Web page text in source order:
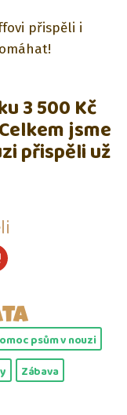
přispěli i
3 500 Kč
jsme
přispěli už
psům v nouzi
Zábava